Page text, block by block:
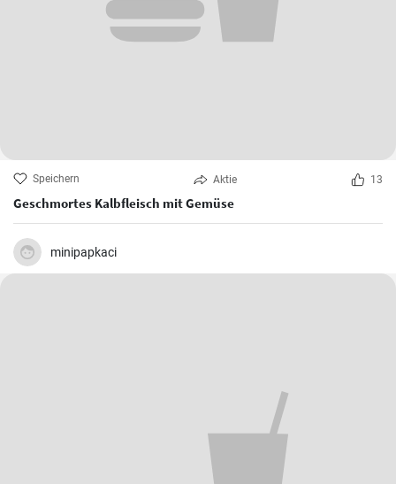
Speichern Aktie 13
Geschmortes Kalbfleisch mit Gemüse
minipapkaci